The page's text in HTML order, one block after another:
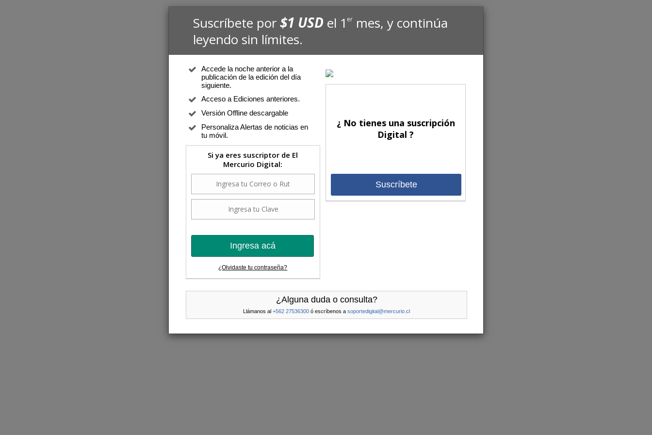
Suscríbete por$1 USD el 1er mes, y continúa
leyendo sin límites.
Accede la noche anterior a la
publicación de la edición del día
siguiente.
Acceso a Ediciones anteriores.
Versión Offline descargable
Personaliza Alertas de noticias en
tu móvil.
Si ya eres suscriptor de El
Mercurio Digital:
Ingresa acá
¿Olvidaste tu contraseña?
¿ No tienes una suscripción
Digital ?
Suscríbete
¿Alguna duda o consulta?
Llámanos al +562 27536300 ó escríbenos a soportedigital@mercurio.cl